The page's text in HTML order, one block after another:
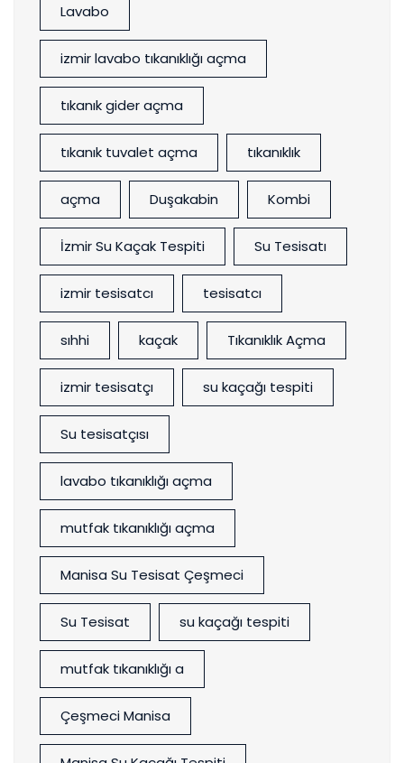
Lavabo
izmir lavabo tıkanıklığı açma
tıkanık gider açma
tıkanık tuvalet açma tıkanıklık
açma Duşakabin Kombi
İzmir Su Kaçak Tespiti Su Tesisatı
izmir tesisatcı tesisatcı
sıhhi kaçak Tıkanıklık Açma
izmir tesisatçı su kaçağı tespiti
Su tesisatçısı
lavabo tıkanıklığı açma
mutfak tıkanıklığı açma
Manisa Su Tesisat Çeşmeci
Su Tesisat su kaçağı tespiti
mutfak tıkanıklığı a
Çeşmeci Manisa